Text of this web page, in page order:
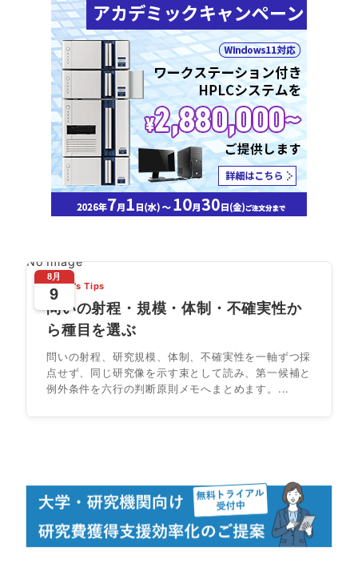
No Image
8月
9
Today's Tips
問いの射程・規模・体制・不確実性か
ら種目を選ぶ
問いの射程、研究規模、体制、不確実性を一軸ずつ採
点せず、同じ研究像を示す束として読み、第一候補と
例外条件を六行の判断原則メモへまとめます。...